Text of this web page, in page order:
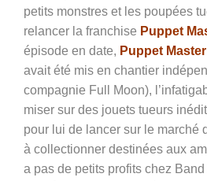
petits monstres et les poupées
relancer la franchise Puppet
épisode en date, Puppet
avait été mis en chantier
compagnie Full Moon),
miser sur des jouets tueurs
pour lui de lancer sur le marché
à collectionner destinées aux
a pas de petits profits chez